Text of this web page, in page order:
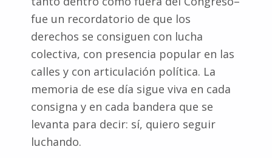
fue un recordatorio de que los
derechos se consiguen con lucha
colectiva, con presencia popular en las
calles y con articulación política. La
memoria de ese día sigue viva en cada
consigna y en cada bandera que se
levanta para decir: sí, quiero seguir
luchando.